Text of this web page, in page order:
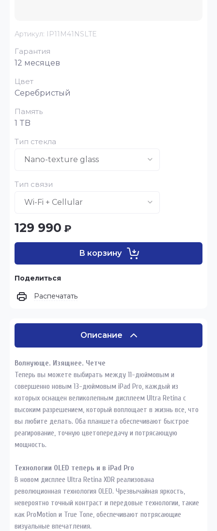
Артикул: IP11M41NSLTE
Гарантия
12 месяцев
Цвет
Серебристый
Память
1 TB
Тип стекла
Тип связи
129 990 ₽
В корзину
Поделиться
Распечатать
Описание
Волнующе. Изящнее. Четче
Теперь вы можете выбирать между 11-дюймовым и
совершенно новым 13-дюймовым iPad Pro, каждый из
которых оснащен великолепным дисплеем Ultra Retina с
высоким разрешением, который воплощает в жизнь все, что
вы любите делать. Оба планшета обеспечивают быстрое
реагирование, точную цветопередачу и потрясающую
мощность.
Технологии OLED теперь и в iPad Pro
В новом дисплее Ultra Retina XDR реализована
революционная технология OLED. Чрезвычайная яркость,
невероятно точный контраст и передовые технологии, такие
как ProMotion и True Tone, обеспечивают потрясающие
визуальные впечатления.